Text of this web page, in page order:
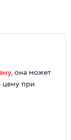
, она может
цену при